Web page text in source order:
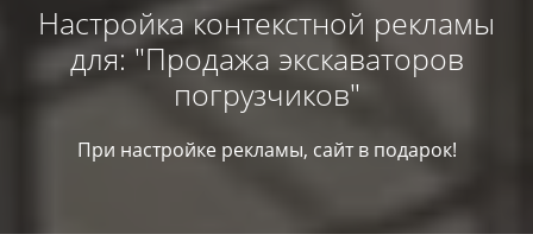
Настройка контекстной рекламы
для: "Продажа экскаваторов
погрузчиков"
При настройке рекламы, сайт в подарок!